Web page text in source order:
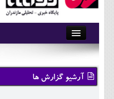
آرشیو
تماس با ما
وبلاگ
آرشیو گزارش ها